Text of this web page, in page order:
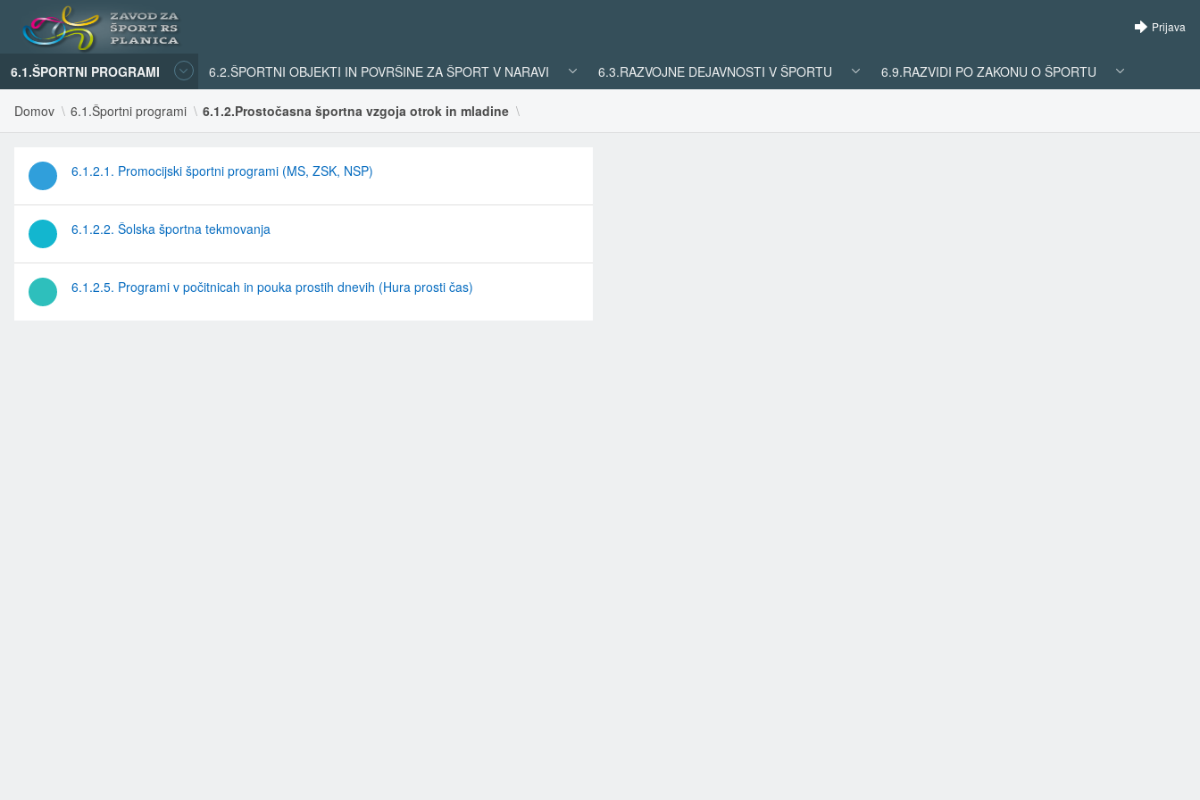
Prijava
6.1.ŠPORTNI PROGRAMI 6.2.ŠPORTNI OBJEKTI IN POVRŠINE ZA ŠPORT V NARAVI 6.3.RAZVOJNE DEJAVNOSTI V ŠPORTU 6.9.RAZVIDI PO ZAKONU O ŠPORTU
Domov 6.1.Športni programi 6.1.2.Prostočasna športna vzgoja otrok in mladine
6.1.2.1. Promocijski športni programi (MS, ZSK, NSP)
6.1.2.2. Šolska športna tekmovanja
6.1.2.5. Programi v počitnicah in pouka prostih dnevih (Hura prosti čas)